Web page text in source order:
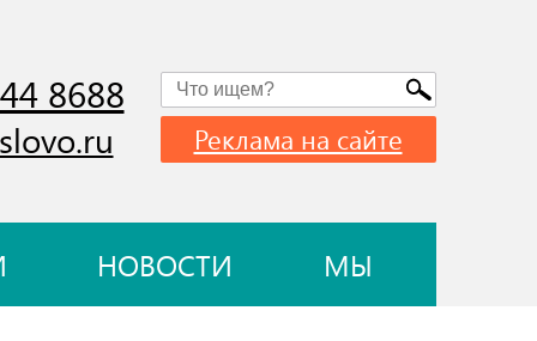
8688
Реклама на сайте
НОВОСТИ МЫ